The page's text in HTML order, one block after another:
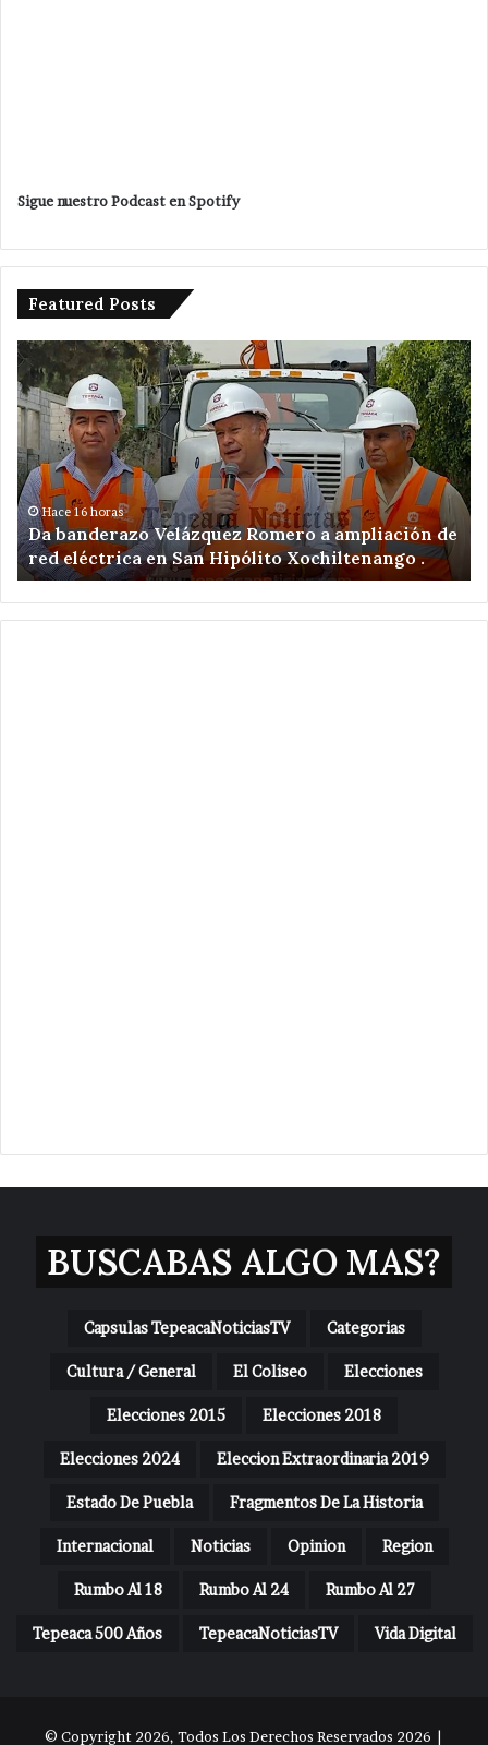
Sigue nuestro Podcast en Spotify
Featured Posts
Da
banderazo
Velázquez
Romero
a
ampliación
de
red
eléctrica
en
San
Hipólito
Xochiltenango
Hace 16 horas
Da banderazo Velázquez Romero a ampliación de
red eléctrica en San Hipólito Xochiltenango .
a
en
BUSCABAS ALGO MAS?
Capsulas TepeacaNoticiasTV Categorias
Cultura / General El Coliseo Elecciones
Elecciones 2015 Elecciones 2018
Elecciones 2024 Eleccion Extraordinaria 2019
Estado De Puebla Fragmentos De La Historia
Internacional Noticias Opinion Region
Rumbo Al 18 Rumbo Al 24 Rumbo Al 27
Tepeaca 500 Años TepeacaNoticiasTV Vida Digital
© Copyright 2026, Todos Los Derechos Reservados 2026 |